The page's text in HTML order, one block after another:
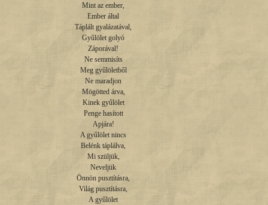
Mint az ember,
Ember által
Táplált gyalázatával,
Gyűlölet golyó
Záporával!
Ne semmisíts
Meg gyűlöletből
Ne maradjon
Mögötted árva,
Kinek gyűlölet
Penge hasított
Apjára!
A gyűlölet nincs
Belénk táplálva,
Mi szüljük,
Neveljük
Önnön pusztításra,
Világ pusztításra,
A gyűlölet